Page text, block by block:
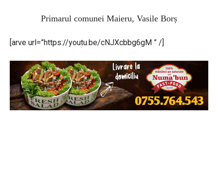
Primarul comunei Maieru, Vasile Borș
[arve url=”https://youtu.be/cNJXcbbg6gM ” /]